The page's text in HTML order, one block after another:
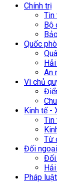
Chính trị
Tin
Bộ
Quốc
An
Vì chủ
Kinh tế -
Tin
Từ
Đối ngoại
Đối
Pháp luật